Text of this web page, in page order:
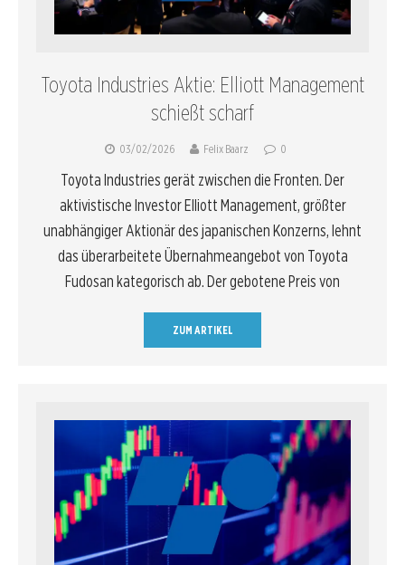
Toyota Industries Aktie: Elliott Management
schießt scharf
03/02/2026 Felix Baarz 0
Toyota Industries gerät zwischen die Fronten. Der
aktivistische Investor Elliott Management, größter
unabhängiger Aktionär des japanischen Konzerns, lehnt
das überarbeitete Übernahmeangebot von Toyota
Fudosan kategorisch ab. Der gebotene Preis von
ZUM ARTIKEL